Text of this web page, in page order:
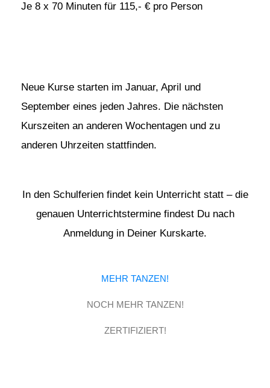
Je 8 x 70 Minuten für 115,- € pro Person
Neue Kurse starten im Januar, April und
September eines jeden Jahres. Die nächsten
Kurszeiten an anderen Wochentagen und zu
anderen Uhrzeiten stattfinden.
In den Schulferien findet kein Unterricht statt – die
genauen Unterrichtstermine findest Du nach
Anmeldung in Deiner Kurskarte.
MEHR TANZEN!
NOCH MEHR TANZEN!
ZERTIFIZIERT!